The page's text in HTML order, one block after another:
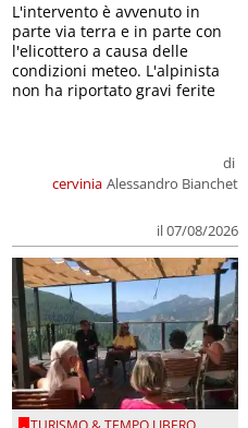
cervinia
di
Alessandro Bianchet
il 07/08/2026
L'intervento è avvenuto in
parte via terra e in parte con
l'elicottero a causa delle
condizioni meteo. L'alpinista
non ha riportato gravi ferite